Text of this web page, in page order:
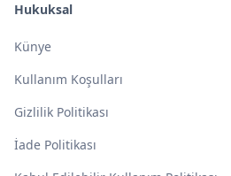
Hukuksal
Künye
Kullanım Koşulları
Gizlilik Politikası
İade Politikası